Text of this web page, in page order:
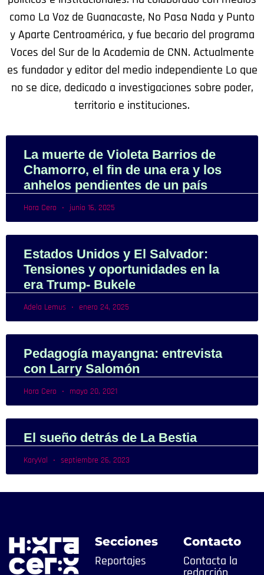
como La Voz de Guanacaste, No Pasa Nada y Punto
y Aparte Centroamérica, y fue becario del programa
Voces del Sur de la Academia de CNN. Actualmente
es fundador y editor del medio independiente Lo que
no se dice, dedicado a investigaciones sobre poder,
territorio e instituciones.
La muerte de Violeta Barrios de
Chamorro, el fin de una era y los
anhelos pendientes de un país
Hora Cero junio 16, 2025
Estados Unidos y El Salvador:
Tensiones y oportunidades en la
era Trump- Bukele
Adela Lemus enero 24, 2025
Pedagogía mayangna: entrevista
con Larry Salomón
Hora Cero mayo 20, 2021
El sueño detrás de La Bestia
KaryVal septiembre 26, 2023
Secciones
Reportajes
Contacto
Contacta la